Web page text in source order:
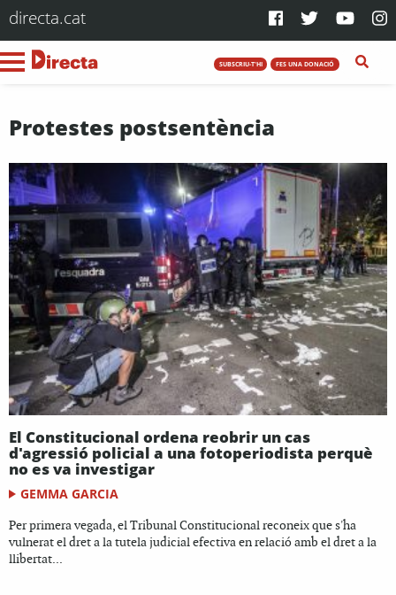
directa.cat
SUBSCRIU-T'HI FES UNA DONACIÓ
Protestes postsentència
El Constitucional ordena reobrir un cas
d'agressió policial a una fotoperiodista perquè
no es va investigar
GEMMA GARCIA
Per primera vegada, el Tribunal Constitucional reconeix que s'ha
vulnerat el dret a la tutela judicial efectiva en relació amb el dret a la
llibertat...